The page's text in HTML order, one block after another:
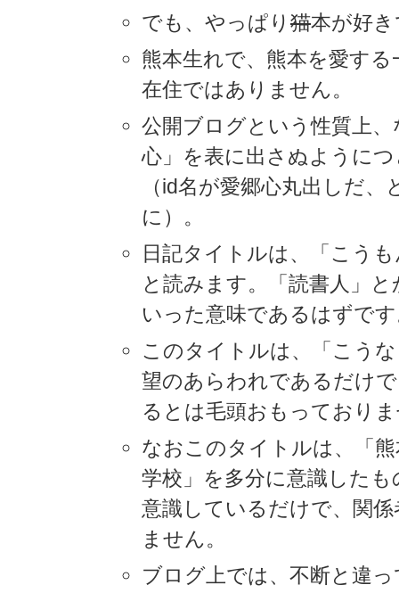
でも、やっぱり 猫本が好
熊本生れで、熊本を愛す
在住ではありません。
公開ブログという性質上
心」を表に出さぬように
（id名が愛郷心丸出しだ
に）。
日記タイトルは、「こう
と読みます。「読書人」
いった意味であるはずで
このタイトルは、「こう
望のあらわれであるだけ
るとは毛頭おもっており
なおこのタイトルは、「
学校」を多分に意識した
意識しているだけで、関
ません。
ブログ上では、不断と違